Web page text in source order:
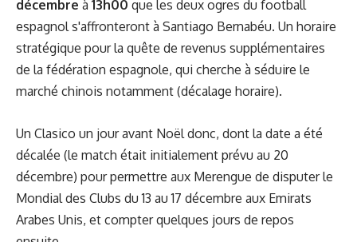
décembre à 13h00 que les deux ogres du football
espagnol s'affronteront à Santiago Bernabéu. Un horaire
stratégique pour la quête de revenus supplémentaires
de la fédération espagnole, qui cherche à séduire le
marché chinois notamment (décalage horaire).
Un Clasico un jour avant Noël donc, dont la date a été
décalée (le match était initialement prévu au 20
décembre) pour permettre aux Merengue de disputer le
Mondial des Clubs du 13 au 17 décembre aux Emirats
Arabes Unis, et compter quelques jours de repos